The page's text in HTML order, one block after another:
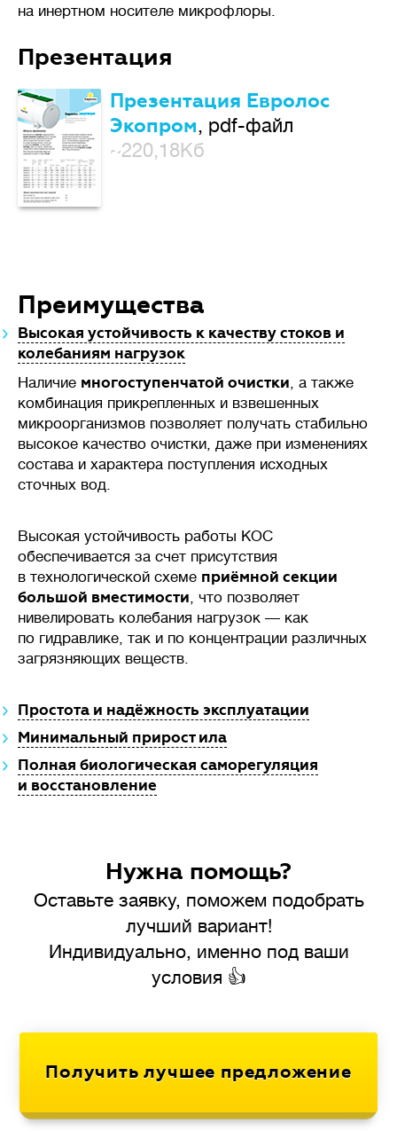
на инертном носителе микрофлоры.
Презентация
Презентация Евролос
Экопром, pdf-файл
~220,18Кб
Преимущества
Высокая устойчивость к качеству стоков и
колебаниям нагрузок
Наличие многоступенчатой очистки, а также
комбинация прикрепленных и взвешенных
микроорганизмов позволяет получать стабильно
высокое качество очистки, даже при изменениях
состава и характера поступления исходных
сточных вод.
Высокая устойчивость работы КОС
обеспечивается за счет присутствия
в технологической схеме приёмной секции
большой вместимости, что позволяет
нивелировать колебания нагрузок — как
по гидравлике, так и по концентрации различных
загрязняющих веществ.
Простота и надёжность эксплуатации
Минимальный прирост ила
Полная биологическая саморегуляция
и восстановление
Нужна помощь?
Оставьте заявку, поможем подобрать
лучший вариант!
Индивидуально, именно под ваши
условия 👍